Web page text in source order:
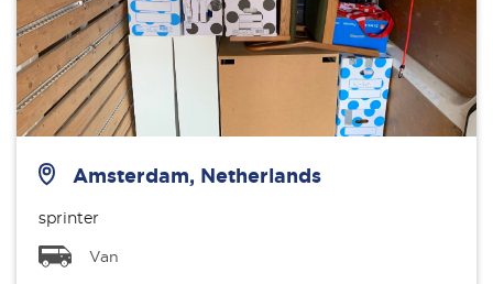
Amsterdam, Netherlands
sprinter
Van